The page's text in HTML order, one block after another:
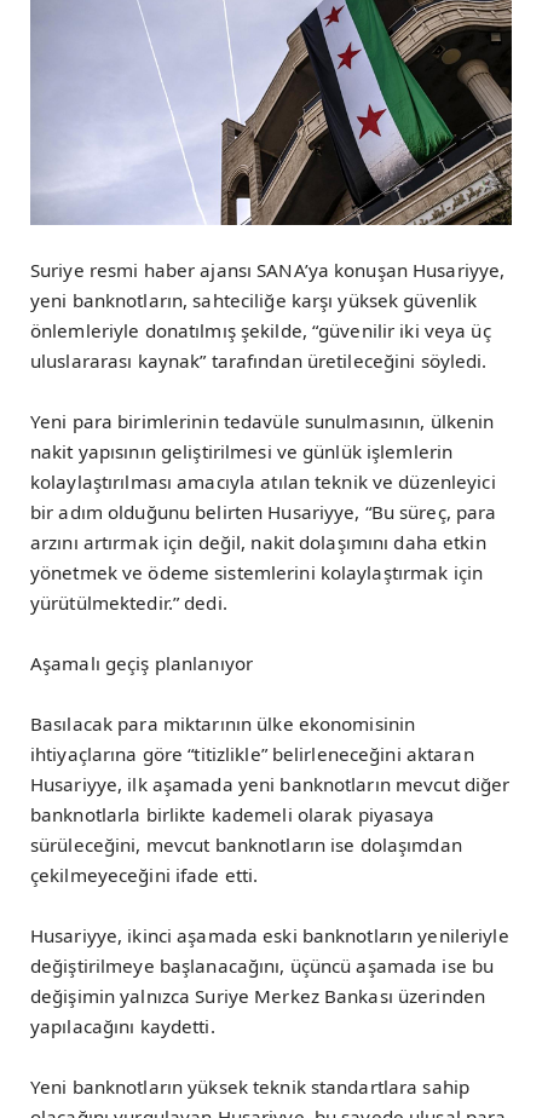
Suriye resmi haber ajansı SANA’ya konuşan Husariyye,
yeni banknotların, sahteciliğe karşı yüksek güvenlik
önlemleriyle donatılmış şekilde, “güvenilir iki veya üç
uluslararası kaynak” tarafından üretileceğini söyledi.
Yeni para birimlerinin tedavüle sunulmasının, ülkenin
nakit yapısının geliştirilmesi ve günlük işlemlerin
kolaylaştırılması amacıyla atılan teknik ve düzenleyici
bir adım olduğunu belirten Husariyye, “Bu süreç, para
arzını artırmak için değil, nakit dolaşımını daha etkin
yönetmek ve ödeme sistemlerini kolaylaştırmak için
yürütülmektedir.” dedi.
Aşamalı geçiş planlanıyor
Basılacak para miktarının ülke ekonomisinin
ihtiyaçlarına göre “titizlikle” belirleneceğini aktaran
Husariyye, ilk aşamada yeni banknotların mevcut diğer
banknotlarla birlikte kademeli olarak piyasaya
sürüleceğini, mevcut banknotların ise dolaşımdan
çekilmeyeceğini ifade etti.
Husariyye, ikinci aşamada eski banknotların yenileriyle
değiştirilmeye başlanacağını, üçüncü aşamada ise bu
değişimin yalnızca Suriye Merkez Bankası üzerinden
yapılacağını kaydetti.
Yeni banknotların yüksek teknik standartlara sahip